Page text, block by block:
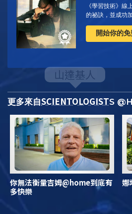
《學習技術》線
的祕訣，並成功
開始你的
更多來自SCIENTOLOGISTS
你無法衡量吉姆@home到底有
多快樂
娜